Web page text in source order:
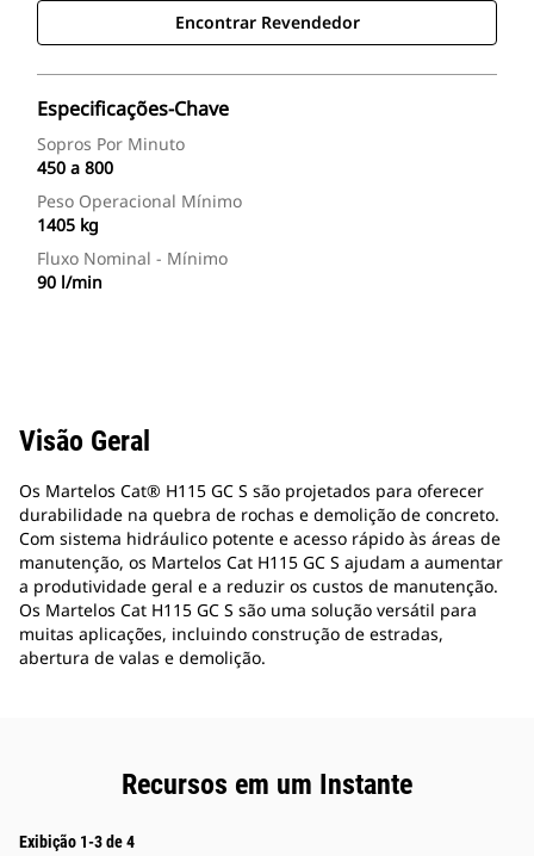
Encontrar Revendedor
Especificações-Chave
Sopros Por Minuto
450 a 800
Peso Operacional Mínimo
1405 kg
Fluxo Nominal - Mínimo
90 l/min
Visão Geral
Os Martelos Cat® H115 GC S são projetados para oferecer
durabilidade na quebra de rochas e demolição de concreto.
Com sistema hidráulico potente e acesso rápido às áreas de
manutenção, os Martelos Cat H115 GC S ajudam a aumentar
a produtividade geral e a reduzir os custos de manutenção.
Os Martelos Cat H115 GC S são uma solução versátil para
muitas aplicações, incluindo construção de estradas,
abertura de valas e demolição.
Recursos em um Instante
Exibição 1-3 de 4